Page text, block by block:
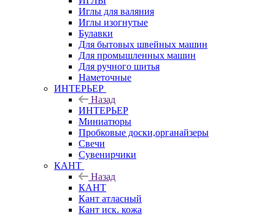
Иглы для валяния
Иглы изогнутые
Булавки
Для бытовых швейных машин
Для промышленных машин
Для ручного шитья
Наметочные
ИНТЕРЬЕР
Назад
ИНТЕРЬЕР
Миниатюры
Пробковые доски,органайзеры
Свечи
Сувенирчики
КАНТ
Назад
КАНТ
Кант атласный
Кант иск. кожа